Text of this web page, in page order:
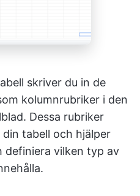
skriver du in de
kolumnrubriker i den
Dessa rubriker
tabell och hjälper
definiera vilken typ av